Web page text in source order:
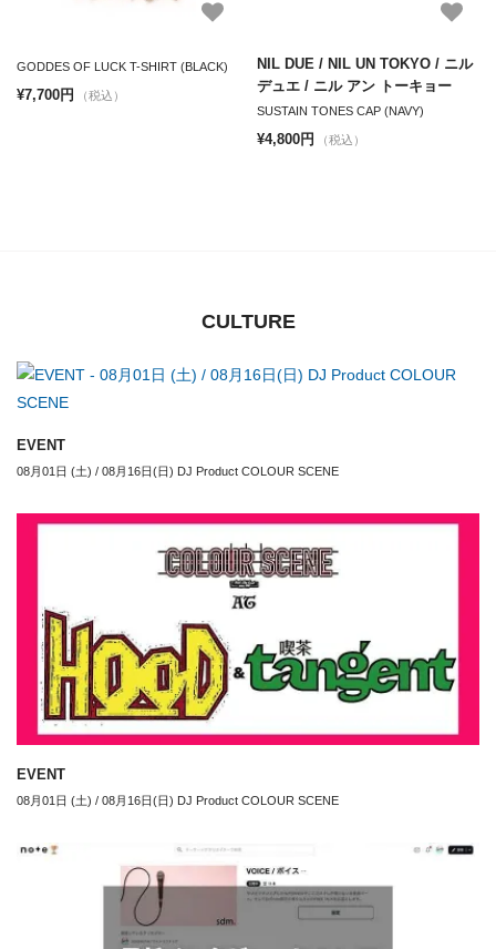
GODDES OF LUCK T-SHIRT (BLACK)
¥7,700円 （税込）
NIL DUE / NIL UN TOKYO / ニル
デュエ / ニル アン トーキョー
SUSTAIN TONES CAP (NAVY)
¥4,800円 （税込）
CULTURE
EVENT
08月01日 (土) / 08月16日(日) DJ Product COLOUR SCENE
EVENT
08月01日 (土) / 08月16日(日) DJ Product COLOUR SCENE